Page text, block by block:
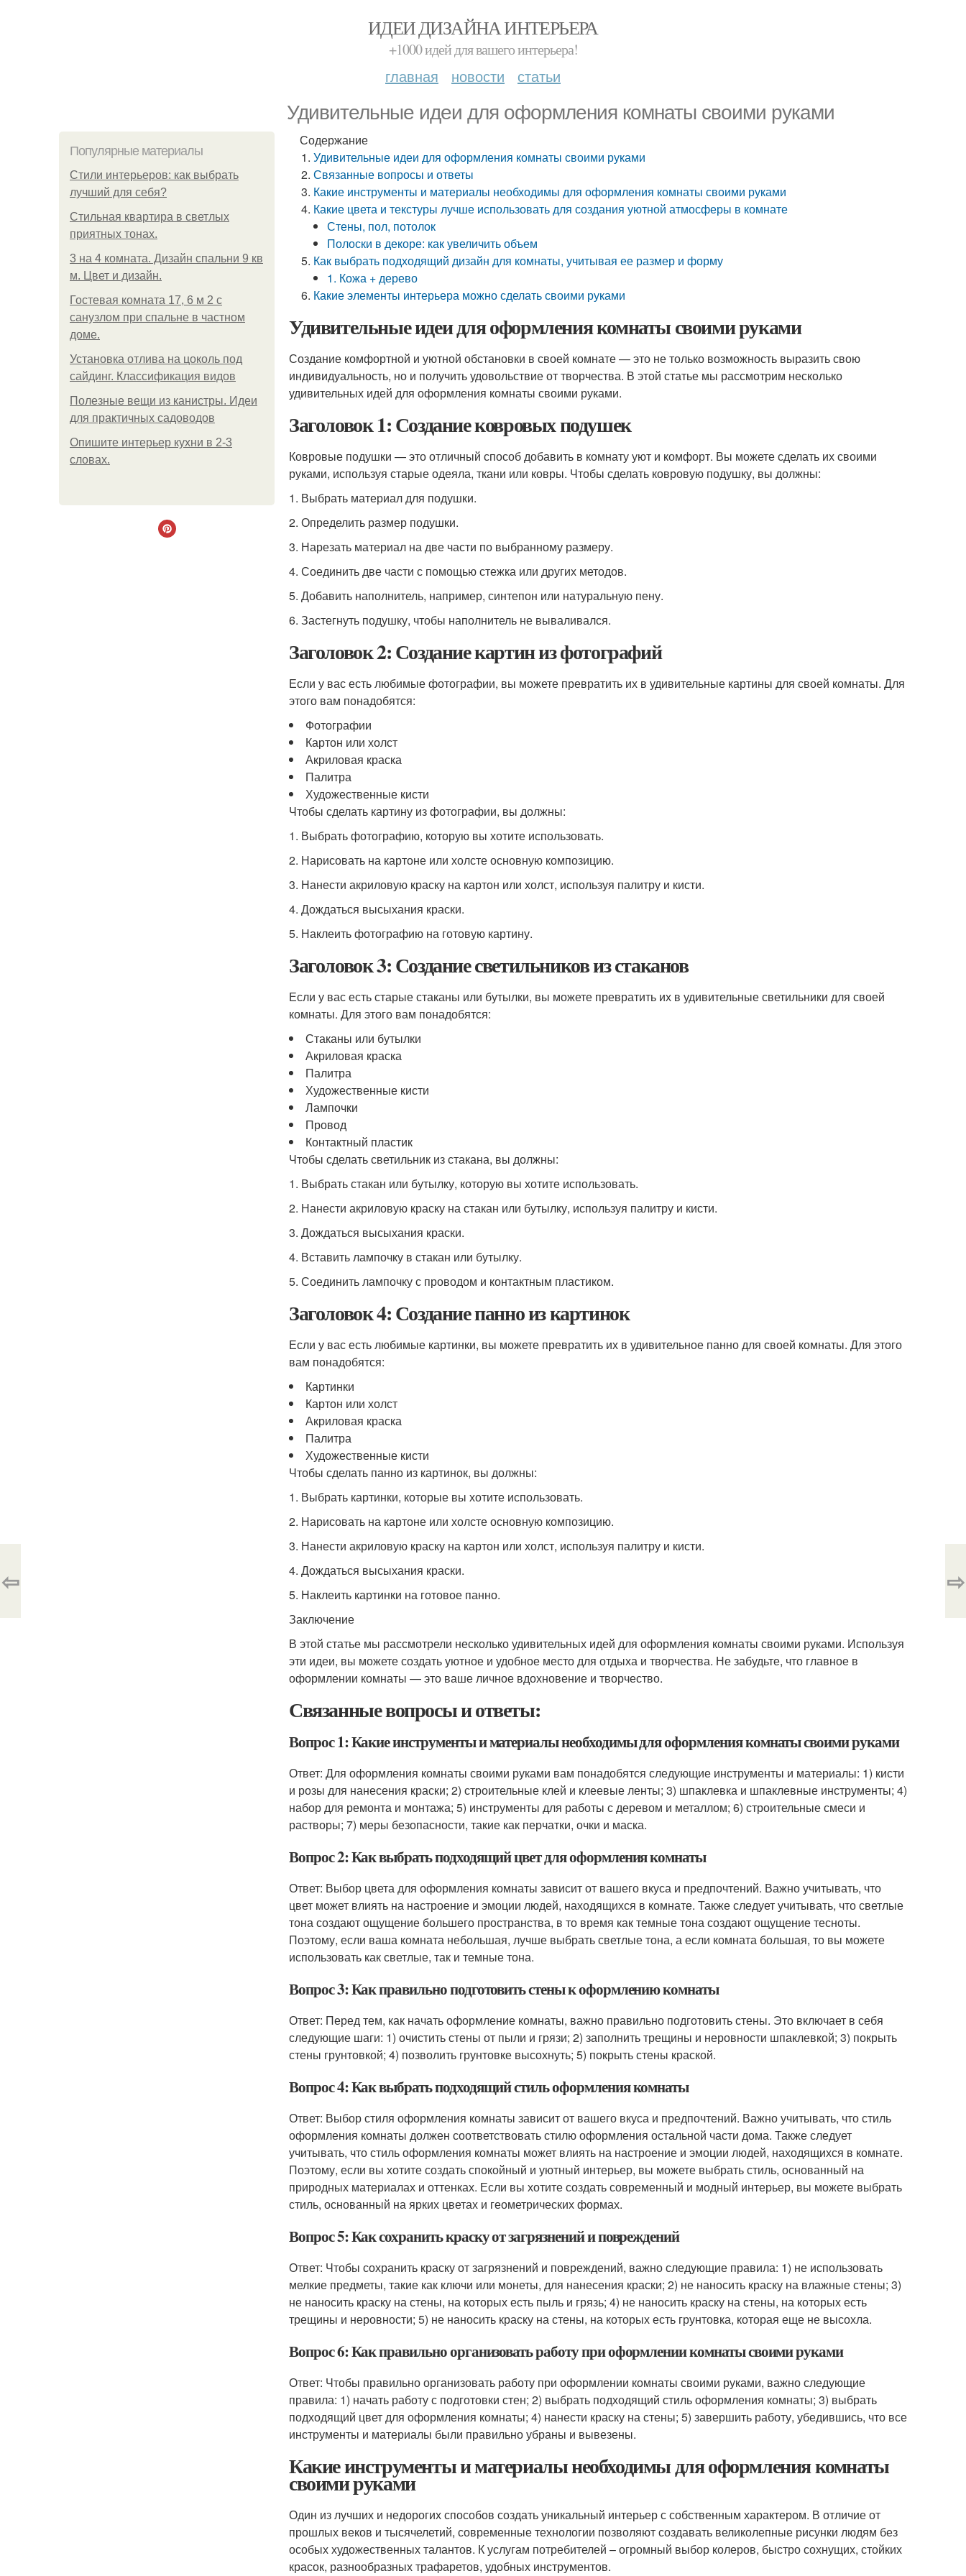
ИДЕИ ДИЗАЙНА ИНТЕРЬЕРА
+1000 идей для вашего интерьера!
главная новости статьи
Удивительные идеи для оформления комнаты своими руками
Популярные материалы
Стили интерьеров: как выбрать
лучший для себя?
Стильная квартира в светлых
приятных тонах.
3 на 4 комната. Дизайн спальни 9 кв
м. Цвет и дизайн.
Гостевая комната 17, 6 м 2 с
санузлом при спальне в частном
доме.
Установка отлива на цоколь под
сайдинг. Классификация видов
Полезные вещи из канистры. Идеи
для практичных садоводов
Опишите интерьер кухни в 2-3
словах.
Содержание
Удивительные идеи для оформления комнаты своими руками
Связанные вопросы и ответы
Какие инструменты и материалы необходимы для оформления комнаты своими руками
Какие цвета и текстуры лучше использовать для создания уютной атмосферы в комнате
Стены, пол, потолок
Полоски в декоре: как увеличить объем
Как выбрать подходящий дизайн для комнаты, учитывая ее размер и форму
1. Кожа + дерево
Какие элементы интерьера можно сделать своими руками
Удивительные идеи для оформления комнаты своими руками
Создание комфортной и уютной обстановки в своей комнате — это не только возможность выразить свою
индивидуальность, но и получить удовольствие от творчества. В этой статье мы рассмотрим несколько
удивительных идей для оформления комнаты своими руками.
Заголовок 1: Создание ковровых подушек
Ковровые подушки — это отличный способ добавить в комнату уют и комфорт. Вы можете сделать их своими
руками, используя старые одеяла, ткани или ковры. Чтобы сделать ковровую подушку, вы должны:
1. Выбрать материал для подушки.
2. Определить размер подушки.
3. Нарезать материал на две части по выбранному размеру.
4. Соединить две части с помощью стежка или других методов.
5. Добавить наполнитель, например, синтепон или натуральную пену.
6. Застегнуть подушку, чтобы наполнитель не вываливался.
Заголовок 2: Создание картин из фотографий
Если у вас есть любимые фотографии, вы можете превратить их в удивительные картины для своей комнаты. Для
этого вам понадобятся:
Фотографии
Картон или холст
Акриловая краска
Палитра
Художественные кисти
Чтобы сделать картину из фотографии, вы должны:
1. Выбрать фотографию, которую вы хотите использовать.
2. Нарисовать на картоне или холсте основную композицию.
3. Нанести акриловую краску на картон или холст, используя палитру и кисти.
4. Дождаться высыхания краски.
5. Наклеить фотографию на готовую картину.
Заголовок 3: Создание светильников из стаканов
Если у вас есть старые стаканы или бутылки, вы можете превратить их в удивительные светильники для своей
комнаты. Для этого вам понадобятся:
Стаканы или бутылки
Акриловая краска
Палитра
Художественные кисти
Лампочки
Провод
Контактный пластик
Чтобы сделать светильник из стакана, вы должны:
1. Выбрать стакан или бутылку, которую вы хотите использовать.
2. Нанести акриловую краску на стакан или бутылку, используя палитру и кисти.
3. Дождаться высыхания краски.
4. Вставить лампочку в стакан или бутылку.
5. Соединить лампочку с проводом и контактным пластиком.
Заголовок 4: Создание панно из картинок
Если у вас есть любимые картинки, вы можете превратить их в удивительное панно для своей комнаты. Для этого
вам понадобятся:
Картинки
Картон или холст
Акриловая краска
Палитра
Художественные кисти
Чтобы сделать панно из картинок, вы должны:
1. Выбрать картинки, которые вы хотите использовать.
2. Нарисовать на картоне или холсте основную композицию.
3. Нанести акриловую краску на картон или холст, используя палитру и кисти.
4. Дождаться высыхания краски.
5. Наклеить картинки на готовое панно.
Заключение
В этой статье мы рассмотрели несколько удивительных идей для оформления комнаты своими руками. Используя
эти идеи, вы можете создать уютное и удобное место для отдыха и творчества. Не забудьте, что главное в
оформлении комнаты — это ваше личное вдохновение и творчество.
Связанные вопросы и ответы:
Вопрос 1: Какие инструменты и материалы необходимы для оформления комнаты своими руками
Ответ: Для оформления комнаты своими руками вам понадобятся следующие инструменты и материалы: 1) кисти
и розы для нанесения краски; 2) строительные клей и клеевые ленты; 3) шпаклевка и шпаклевные инструменты; 4)
набор для ремонта и монтажа; 5) инструменты для работы с деревом и металлом; 6) строительные смеси и
растворы; 7) меры безопасности, такие как перчатки, очки и маска.
Вопрос 2: Как выбрать подходящий цвет для оформления комнаты
Ответ: Выбор цвета для оформления комнаты зависит от вашего вкуса и предпочтений. Важно учитывать, что
цвет может влиять на настроение и эмоции людей, находящихся в комнате. Также следует учитывать, что светлые
тона создают ощущение большего пространства, в то время как темные тона создают ощущение тесноты.
Поэтому, если ваша комната небольшая, лучше выбрать светлые тона, а если комната большая, то вы можете
использовать как светлые, так и темные тона.
Вопрос 3: Как правильно подготовить стены к оформлению комнаты
Ответ: Перед тем, как начать оформление комнаты, важно правильно подготовить стены. Это включает в себя
следующие шаги: 1) очистить стены от пыли и грязи; 2) заполнить трещины и неровности шпаклевкой; 3) покрыть
стены грунтовкой; 4) позволить грунтовке высохнуть; 5) покрыть стены краской.
Вопрос 4: Как выбрать подходящий стиль оформления комнаты
Ответ: Выбор стиля оформления комнаты зависит от вашего вкуса и предпочтений. Важно учитывать, что стиль
оформления комнаты должен соответствовать стилю оформления остальной части дома. Также следует
учитывать, что стиль оформления комнаты может влиять на настроение и эмоции людей, находящихся в комнате.
Поэтому, если вы хотите создать спокойный и уютный интерьер, вы можете выбрать стиль, основанный на
природных материалах и оттенках. Если вы хотите создать современный и модный интерьер, вы можете выбрать
стиль, основанный на ярких цветах и геометрических формах.
Вопрос 5: Как сохранить краску от загрязнений и повреждений
Ответ: Чтобы сохранить краску от загрязнений и повреждений, важно следующие правила: 1) не использовать
мелкие предметы, такие как ключи или монеты, для нанесения краски; 2) не наносить краску на влажные стены; 3)
не наносить краску на стены, на которых есть пыль и грязь; 4) не наносить краску на стены, на которых есть
трещины и неровности; 5) не наносить краску на стены, на которых есть грунтовка, которая еще не высохла.
Вопрос 6: Как правильно организовать работу при оформлении комнаты своими руками
Ответ: Чтобы правильно организовать работу при оформлении комнаты своими руками, важно следующие
правила: 1) начать работу с подготовки стен; 2) выбрать подходящий стиль оформления комнаты; 3) выбрать
подходящий цвет для оформления комнаты; 4) нанести краску на стены; 5) завершить работу, убедившись, что все
инструменты и материалы были правильно убраны и вывезены.
Какие инструменты и материалы необходимы для оформления комнаты
своими руками
Один из лучших и недорогих способов создать уникальный интерьер с собственным характером. В отличие от
прошлых веков и тысячелетий, современные технологии позволяют создавать великолепные рисунки людям без
особых художественных талантов. К услугам потребителей – огромный выбор колеров, быстро сохнущих, стойких
красок, разнообразных трафаретов, удобных инструментов.
⇦ ⇨